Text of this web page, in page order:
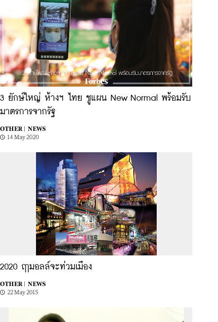
3 ยักษ์ใหญ่ ห้างฯ ไทย ชูแผน New Normal พร้อมรับ
มาตรการจากรัฐ
OTHER |
NEWS
14 May 2020
2020 ฤามอลล์จะท่วมเมือง
OTHER |
NEWS
22 May 2015